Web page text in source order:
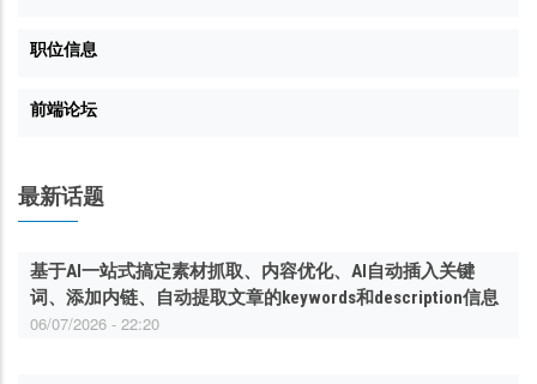
职位信息
前端论坛
最新话题
基于AI一站式搞定素材抓取、内容优化、AI自动插入关键
词、添加内链、自动提取文章的keywords和description信息
06/07/2026 - 22:20